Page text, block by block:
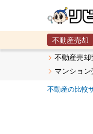
不動産売却
メタ住宅展示
不動産売却
マンション
不動産の比較